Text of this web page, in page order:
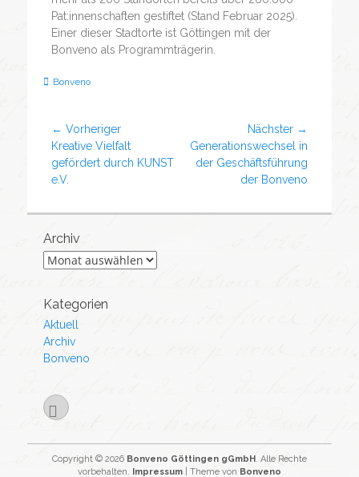
Pat:innenschaften gestiftet (Stand Februar 2025).
Einer dieser Stadtorte ist Göttingen mit der
Bonveno als Programmträgerin.
Bonveno
← Vorheriger
Kreative Vielfalt
gefördert durch KUNST
e.V.
Nächster →
Generationswechsel in
der Geschäftsführung
der Bonveno
Archiv
Kategorien
Aktuell
Archiv
Bonveno
Copyright © 2026 Bonveno Göttingen gGmbH. Alle Rechte
vorbehalten. Impressum | Theme von Bonveno